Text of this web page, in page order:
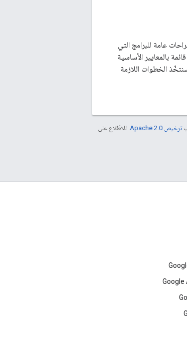
عامة للبرامج التي
بالمعايير الأساسية
الخطوات اللازمة
ترخيص Apache 2.0‏
. للاطّلاع على